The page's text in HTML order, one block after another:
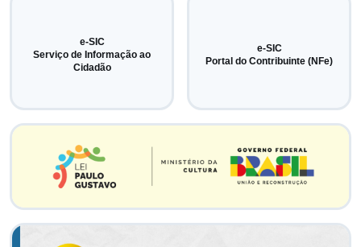
e-SIC
Serviço de Informação ao
Cidadão
e-SIC
Portal do Contribuinte (NFe)